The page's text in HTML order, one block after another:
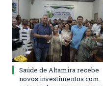
Saúde de Altamira recebe
novos investimentos com